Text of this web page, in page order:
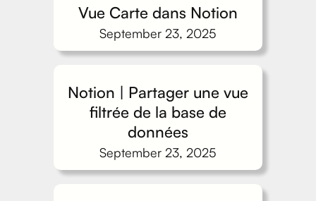
Vue Carte dans Notion
September 23, 2025
Notion | Partager une vue
filtrée de la base de
données
September 23, 2025